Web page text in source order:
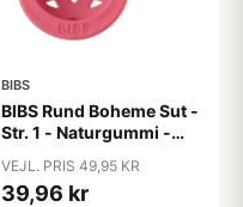
BIBS
BIBS Rund Boheme Sut -
Str. 1 - Naturgummi -
VEJL. PRIS 49,95 KR
39,96 kr